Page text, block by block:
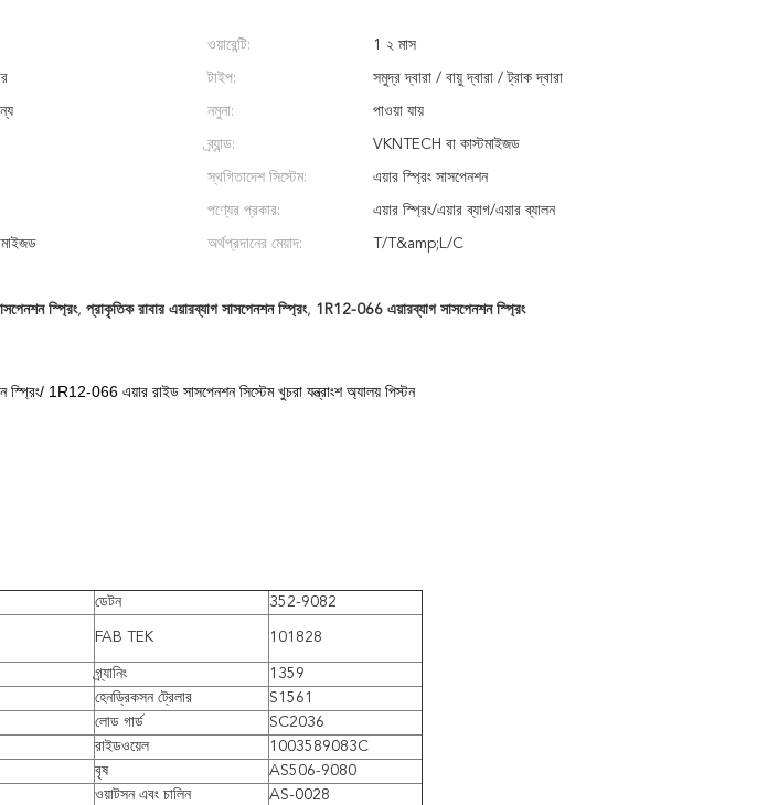
ওয়ারেন্টি: 1 ২ মাস
টাইপ: সমুদ্র দ্বারা / বায়ু দ্বারা / ট্রাক দ্বারা
নমুনা: পাওয়া যায়
ব্র্যান্ড: VKNTECH বা কাস্টমাইজড
স্থগিতাদেশ সিস্টেম: এয়ার স্প্রিং সাসপেনশন
পণ্যের প্রকার: এয়ার স্প্রিং/এয়ার ব্যাগ/এয়ার ব্যালন
অর্থপ্রদানের মেয়াদ: T/T&amp;L/C
স্প্রিং, প্রাকৃতিক রাবার এয়ারব্যাগ সাসপেনশন স্প্রিং, 1R12-066 এয়ারব্যাগ সাসপেনশন স্প্রিং
1R12-066 এয়ার রাইড সাসপেনশন সিস্টেম খুচরা যন্ত্রাংশ অ্যালয় পিস্টন
ডেটন 352-9082
FAB TEK 101828
গ্র্যানিং
1359
হেনড্রিকসন ট্রেলার
S1561
লোড গার্ড
SC2036
রাইডওয়েল
1003589083C
বৃষ
AS506-9080
ওয়াটসন এবং চালিন
AS-0028